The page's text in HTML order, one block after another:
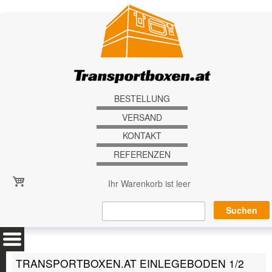
BESTELLUNG
VERSAND
KONTAKT
REFERENZEN
Ihr Warenkorb ist leer
TRANSPORTBOXEN.AT EINLEGEBODEN 1/2